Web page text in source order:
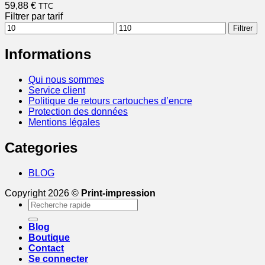
59,88 € TTC
Filtrer par tarif
Prix
min
Prix
max
Filtrer
Informations
Qui nous sommes
Service client
Politique de retours cartouches d’encre
Protection des données
Mentions légales
Categories
BLOG
Copyright 2026 © Print-impression
Recherche
pour :
Blog
Boutique
Contact
Se connecter